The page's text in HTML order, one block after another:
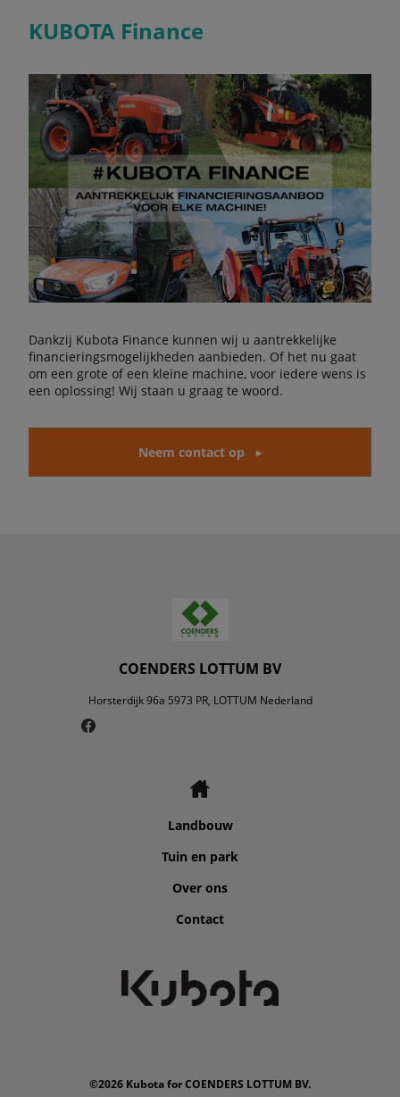
KUBOTA Finance
Dankzij Kubota Finance kunnen wij u aantrekkelijke
financieringsmogelijkheden aanbieden. Of het nu gaat
om een grote of een kleine machine, voor iedere wens is
een oplossing! Wij staan u graag te woord.
Neem contact op
COENDERS LOTTUM BV
Horsterdijk 96a 5973 PR, LOTTUM Nederland
Landbouw
Tuin en park
Over ons
Contact
©2026 Kubota for COENDERS LOTTUM BV.